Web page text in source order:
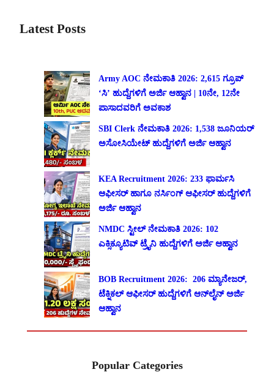
Latest Posts
Army AOC ನೇಮಕಾತಿ 2026: 2,615 ಗ್ರೂಪ್
‘ಸಿ’ ಹುದ್ದೆಗಳಿಗೆ ಅರ್ಜಿ ಆಹ್ವಾನ | 10ನೇ, 12ನೇ
ಪಾಸಾದವರಿಗೆ ಅವಕಾಶ
SBI Clerk ನೇಮಕಾತಿ 2026: 1,538 ಜೂನಿಯರ್
ಅಸೋಸಿಯೇಟ್ ಹುದ್ದೆಗಳಿಗೆ ಅರ್ಜಿ ಆಹ್ವಾನ
KEA Recruitment 2026: 233 ಫಾರ್ಮಸಿ
ಆಫೀಸರ್ ಹಾಗೂ ನರ್ಸಿಂಗ್ ಆಫೀಸರ್ ಹುದ್ದೆಗಳಿಗೆ
ಅರ್ಜಿ ಆಹ್ವಾನ
NMDC ಸ್ಟೀಲ್ ನೇಮಕಾತಿ 2026: 102
ಎಕ್ಸಿಕ್ಯೂಟಿವ್ ಟ್ರೈನಿ ಹುದ್ದೆಗಳಿಗೆ ಅರ್ಜಿ ಆಹ್ವಾನ
BOB Recruitment 2026: 206 ಮ್ಯಾನೇಜರ್,
ಟೆಕ್ನಿಕಲ್ ಆಫೀಸರ್ ಹುದ್ದೆಗಳಿಗೆ ಆನ್‌ಲೈನ್ ಅರ್ಜಿ
ಆಹ್ವಾನ
Popular Categories